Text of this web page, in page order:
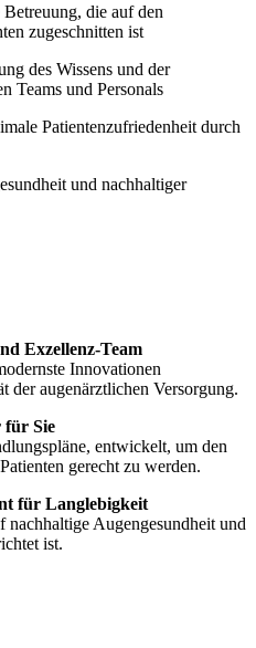
die auf den
zugeschnitten ist
des Wissens und der
Teams und Personals
Patientenzufriedenheit durch
und nachhaltiger
Exzellenz-Team
Innovationen
der augenärztlichen Versorgung.
für Sie
entwickelt, um den
gerecht zu werden.
für Langlebigkeit
nachhaltige Augengesundheit und
ist.